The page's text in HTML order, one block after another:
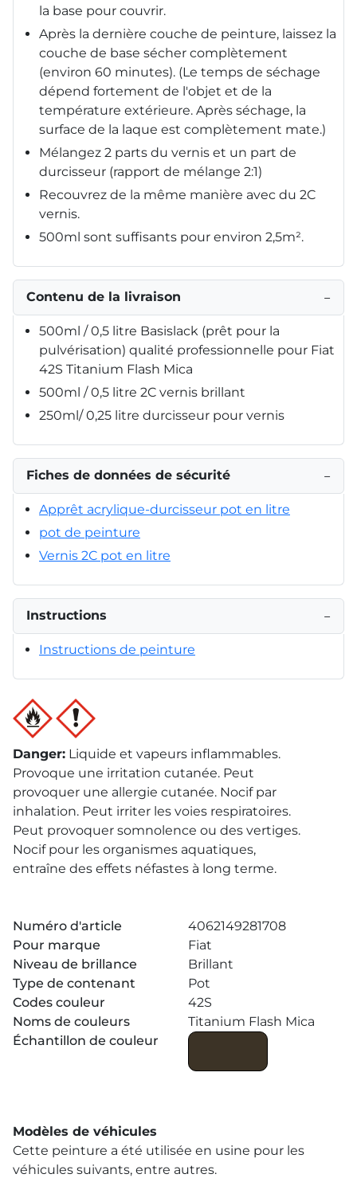
la base pour couvrir.
Après la dernière couche de peinture, laissez la
couche de base sécher complètement
(environ 60 minutes). (Le temps de séchage
dépend fortement de l'objet et de la
température extérieure. Après séchage, la
surface de la laque est complètement mate.)
Mélangez 2 parts du vernis et un part de
durcisseur (rapport de mélange 2:1)
Recouvrez de la même manière avec du 2C
vernis.
500ml sont suffisants pour environ 2,5m².
Contenu de la livraison −
500ml / 0,5 litre Basislack (prêt pour la
pulvérisation) qualité professionnelle pour Fiat
42S Titanium Flash Mica
500ml / 0,5 litre 2C vernis brillant
250ml/ 0,25 litre durcisseur pour vernis
Fiches de données de sécurité −
Apprêt acrylique-durcisseur pot en litre
pot de peinture
Vernis 2C pot en litre
Instructions −
Instructions de peinture
Danger: Liquide et vapeurs inflammables.
Provoque une irritation cutanée. Peut
provoquer une allergie cutanée. Nocif par
inhalation. Peut irriter les voies respiratoires.
Peut provoquer somnolence ou des vertiges.
Nocif pour les organismes aquatiques,
entraîne des effets néfastes à long terme.
Numéro d'article
4062149281708
Pour marque
Fiat
Niveau de brillance
Brillant
Type de contenant
Pot
Codes couleur
42S
Noms de couleurs
Titanium Flash Mica
Échantillon de couleur
Modèles de véhicules
Cette peinture a été utilisée en usine pour les
véhicules suivants, entre autres.